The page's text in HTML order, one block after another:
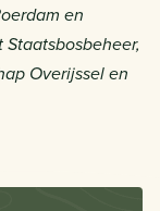
en
Overijssel en